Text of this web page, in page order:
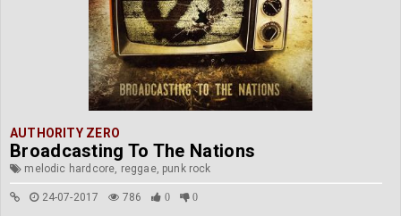
AUTHORITY ZERO
Broadcasting To The Nations
melodic hardcore, reggae, punk rock
24-07-2017 786 0 0